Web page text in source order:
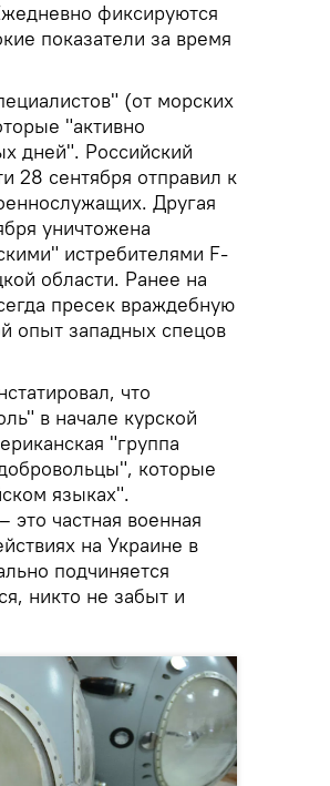
фиксируются
показатели за время
(от морских
"активно
дней". Российский
28 сентября отправил к
Другая
уничтожена
истребителями F-
области. Ранее на
пресек враждебную
опыт западных спецов
что
в начале курской
"группа
которые
языках".
частная военная
на Украине в
подчиняется
никто не забыт и